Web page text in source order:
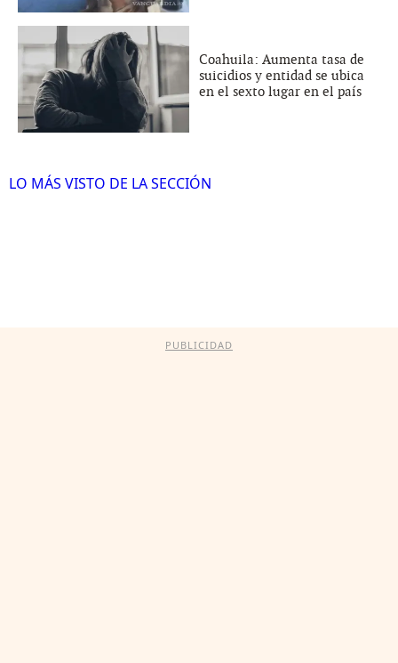
Coahuila: Aumenta tasa de
suicidios y entidad se ubica
en el sexto lugar en el país
LO MÁS VISTO DE LA SECCIÓN
PUBLICIDAD